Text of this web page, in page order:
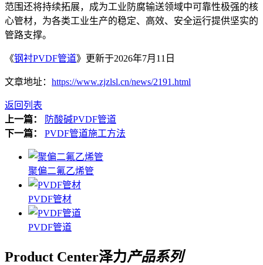
范围还将持续拓展，成为工业防腐输送领域中可靠性极强的核
心管材，为各类工业生产的稳定、高效、安全运行提供坚实的
管路支撑。
《钢衬PVDF管道》更新于2026年7月11日
文章地址： https://www.zjzlsl.cn/news/2191.html
返回列表
上一篇：
防酸碱PVDF管道
下一篇：
PVDF管道施工方法
聚偏二氟乙烯管
PVDF管材
PVDF管道
Product Center泽力产品系列